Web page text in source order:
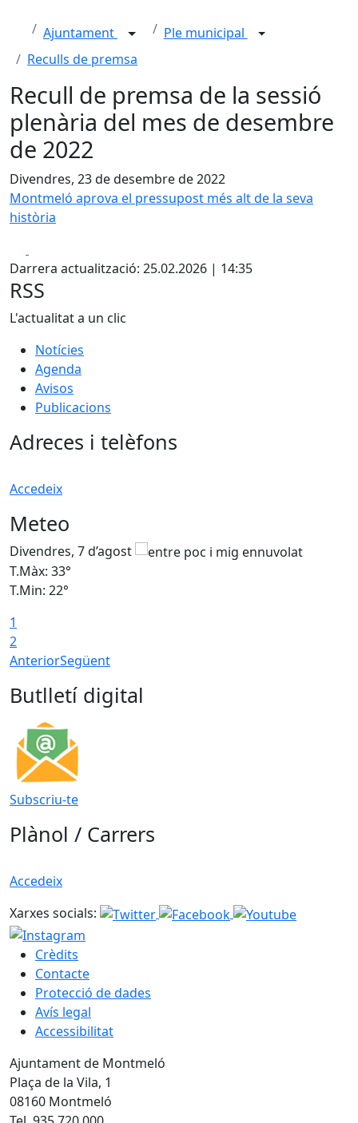
Ajuntament
Ple municipal
Reculls de premsa
Recull de premsa de la sessió
plenària del mes de desembre
de 2022
Divendres, 23 de desembre de 2022
Montmeló aprova el pressupost més alt de la seva
història
Darrera actualització: 25.02.2026 | 14:35
RSS
L'actualitat a un clic
Notícies
Agenda
Avisos
Publicacions
Adreces i telèfons
Accedeix
Meteo
Divendres, 7 d’agost
T.Màx: 33°
T.Min: 22°
1
2
AnteriorSegüent
Butlletí digital
Subscriu-te
Plànol / Carrers
Accedeix
Xarxes socials:
Crèdits
Contacte
Protecció de dades
Avís legal
Accessibilitat
Ajuntament de Montmeló
Plaça de la Vila, 1
08160 Montmeló